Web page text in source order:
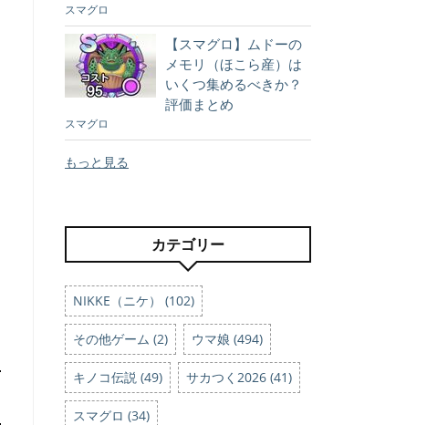
スマグロ
【スマグロ】ムドーの
メモリ（ほこら産）は
いくつ集めるべきか？
評価まとめ
スマグロ
もっと見る
カテゴリー
NIKKE（ニケ） (102)
その他ゲーム (2) ウマ娘 (494)
キノコ伝説 (49) サカつく2026 (41)
スマグロ (34)